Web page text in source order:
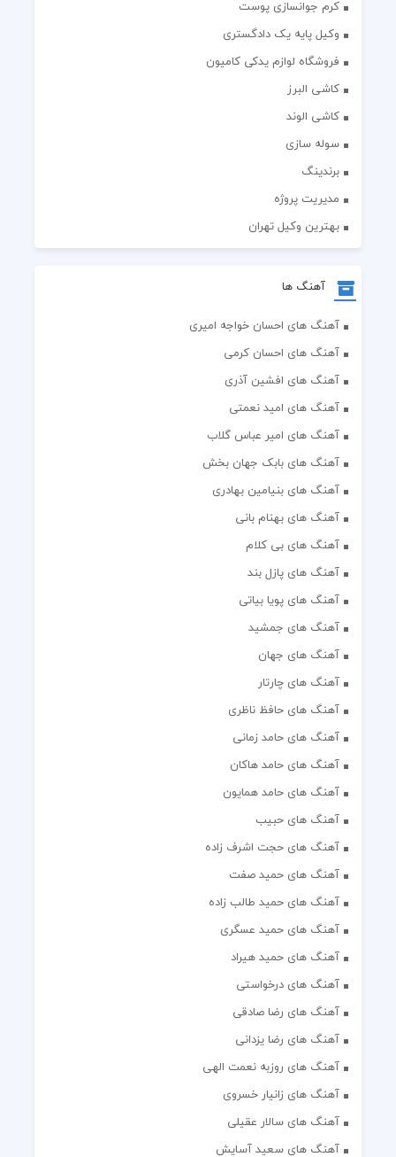
کرم جوانسازی پوست
وکیل پایه یک دادگستری
فروشگاه لوازم یدکی کامیون
کاشی البرز
کاشی الوند
سوله سازی
برندینگ
مدیریت پروژه
بهترین وکیل تهران
آهنگ ها
آهنگ های احسان خواجه امیری
آهنگ های احسان کرمی
آهنگ های افشین آذری
آهنگ های امید نعمتی
آهنگ های امیر عباس گلاب
آهنگ های بابک جهان بخش
آهنگ های بنیامین بهادری
آهنگ های بهنام بانی
آهنگ های بی کلام
آهنگ های پازل بند
آهنگ های پویا بیاتی
آهنگ های جمشید
آهنگ های جهان
آهنگ های چارتار
آهنگ های حافظ ناظری
آهنگ های حامد زمانی
آهنگ های حامد هاکان
آهنگ های حامد همایون
آهنگ های حبیب
آهنگ های حجت اشرف زاده
آهنگ های حمید صفت
آهنگ های حمید طالب زاده
آهنگ های حمید عسگری
آهنگ های حمید هیراد
آهنگ های درخواستی
آهنگ های رضا صادقی
آهنگ های رضا یزدانی
آهنگ های روزبه نعمت الهی
آهنگ های زانیار خسروی
آهنگ های سالار عقیلی
آهنگ های سعید آسایش